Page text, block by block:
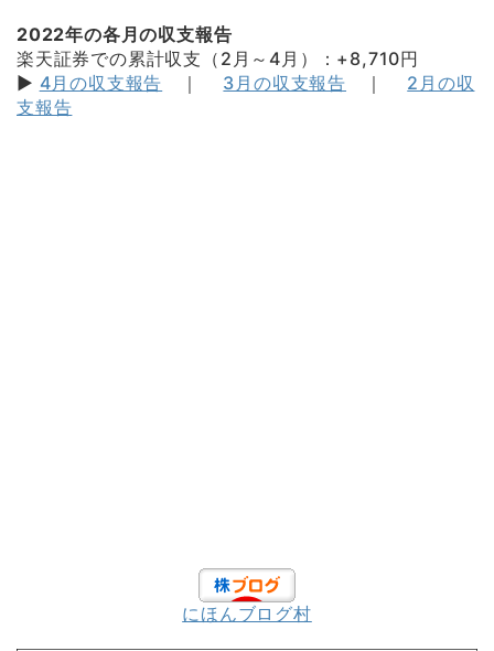
2022年の各月の収支報告
楽天証券での累計収支（2月～4月）：+8,710円
▶ 4月の収支報告 ｜ 3月の収支報告 ｜ 2月の収
支報告
にほんブログ村